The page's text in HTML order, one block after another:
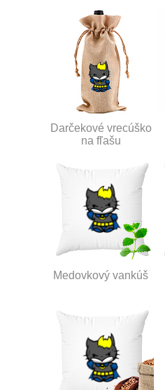
Darčekové vrecúško
na fľašu
Medovkový vankúš